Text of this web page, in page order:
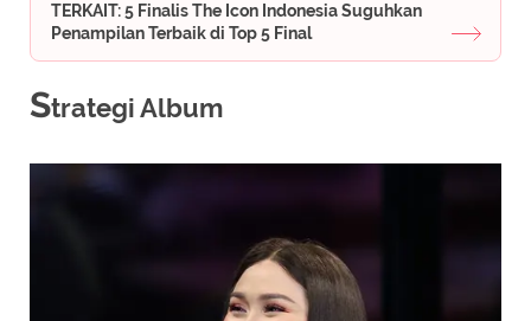
TERKAIT: 5 Finalis The Icon Indonesia Suguhkan
Penampilan Terbaik di Top 5 Final
Strategi Album